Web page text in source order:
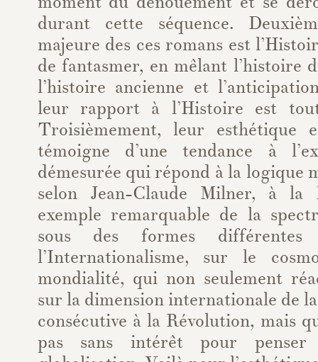
durant cette séquence.
majeure des ces romans est
de fantasmer, en mêlant l’histoire
l’histoire ancienne et
leur rapport à l’Histoire est
Troisièmement, leur esthétique
témoigne d’une tendance à
démesurée qui répond à la logique
selon Jean-Claude Milner, à la
exemple remarquable de la
sous des formes
l’Internationalisme, sur le
mondialité, qui non seulement
sur la dimension internationale de
consécutive à la Révolution, mais
pas sans intérêt pour penser